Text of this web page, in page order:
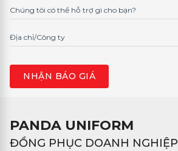
Chúng tôi có thể hỗ trợ gì cho bạn?
Địa chỉ/Công ty
PANDA UNIFORM
ĐỒNG PHỤC DOANH NGHIỆP